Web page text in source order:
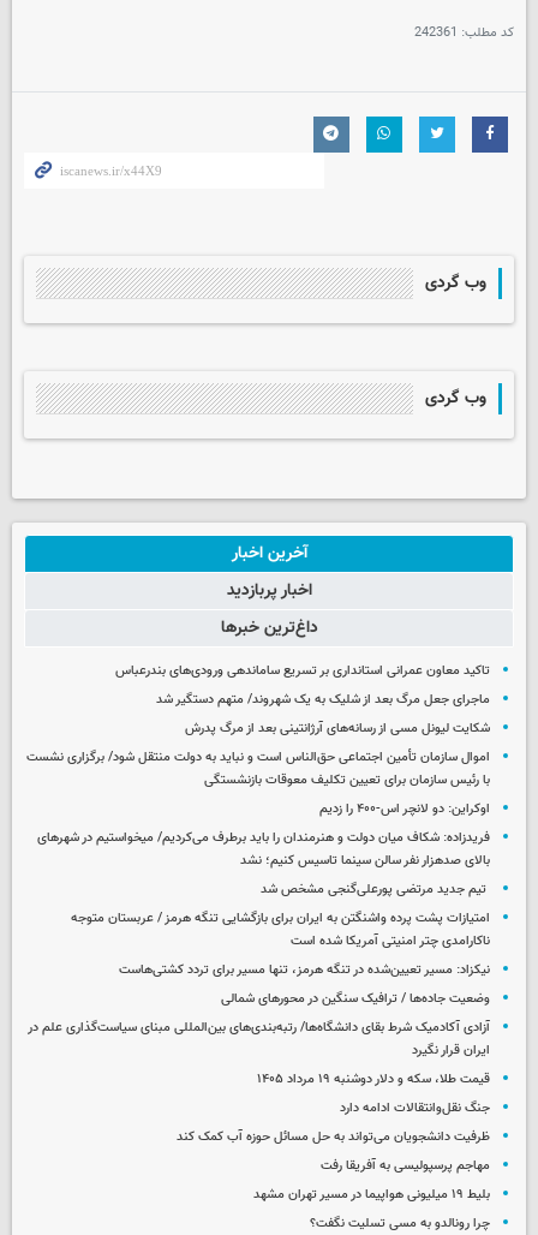
کد مطلب: 242361
وب گردی
وب گردی
آخرین اخبار
اخبار پربازدید
داغ‌ترین خبرها
تاکید معاون عمرانی استانداری بر تسریع ساماندهی ورودی‌های بندرعباس
ماجرای جعل مرگ بعد از شلیک به یک شهروند/ متهم دستگیر شد
شکایت لیونل مسی از رسانه‌های آرژانتینی بعد از مرگ پدرش
اموال سازمان تأمین اجتماعی حق‌الناس است و نباید به دولت منتقل شود/ برگزاری نشست
با رئیس سازمان برای تعیین تکلیف معوقات بازنشستگی
اوکراین: دو لانچر اس-۴۰۰ را زدیم
فریدزاده: شکاف میان دولت و هنرمندان را باید برطرف می‌کردیم/ میخواستیم در شهرهای
بالای صدهزار نفر سالن سینما تاسیس کنیم؛ نشد
تیم جدید مرتضی پورعلی‌گنجی مشخص شد
امتیازات پشت پرده واشنگتن به ایران برای بازگشایی تنگه هرمز / عربستان متوجه
ناکارامدی چتر امنیتی آمریکا شده است
نیکزاد: مسیر تعیین‌شده در تنگه هرمز، تنها مسیر برای تردد کشتی‌هاست
وضعیت جاده‌ها / ترافیک سنگین در محورهای شمالی
آزادی آکادمیک شرط بقای دانشگاه‌ها/ رتبه‌بندی‌های بین‌المللی مبنای سیاست‌گذاری علم در
ایران قرار نگیرد
قیمت طلا، سکه و دلار دوشنبه ۱۹ مرداد ۱۴۰۵
جنگ نقل‌وانتقالات ادامه دارد
ظرفیت دانشجویان می‌تواند به حل مسائل حوزه آب کمک کند
مهاجم پرسپولیسی به آفریقا رفت
بلیط ۱۹ میلیونی هواپیما در مسیر تهران مشهد
چرا رونالدو به مسی تسلیت نگفت؟